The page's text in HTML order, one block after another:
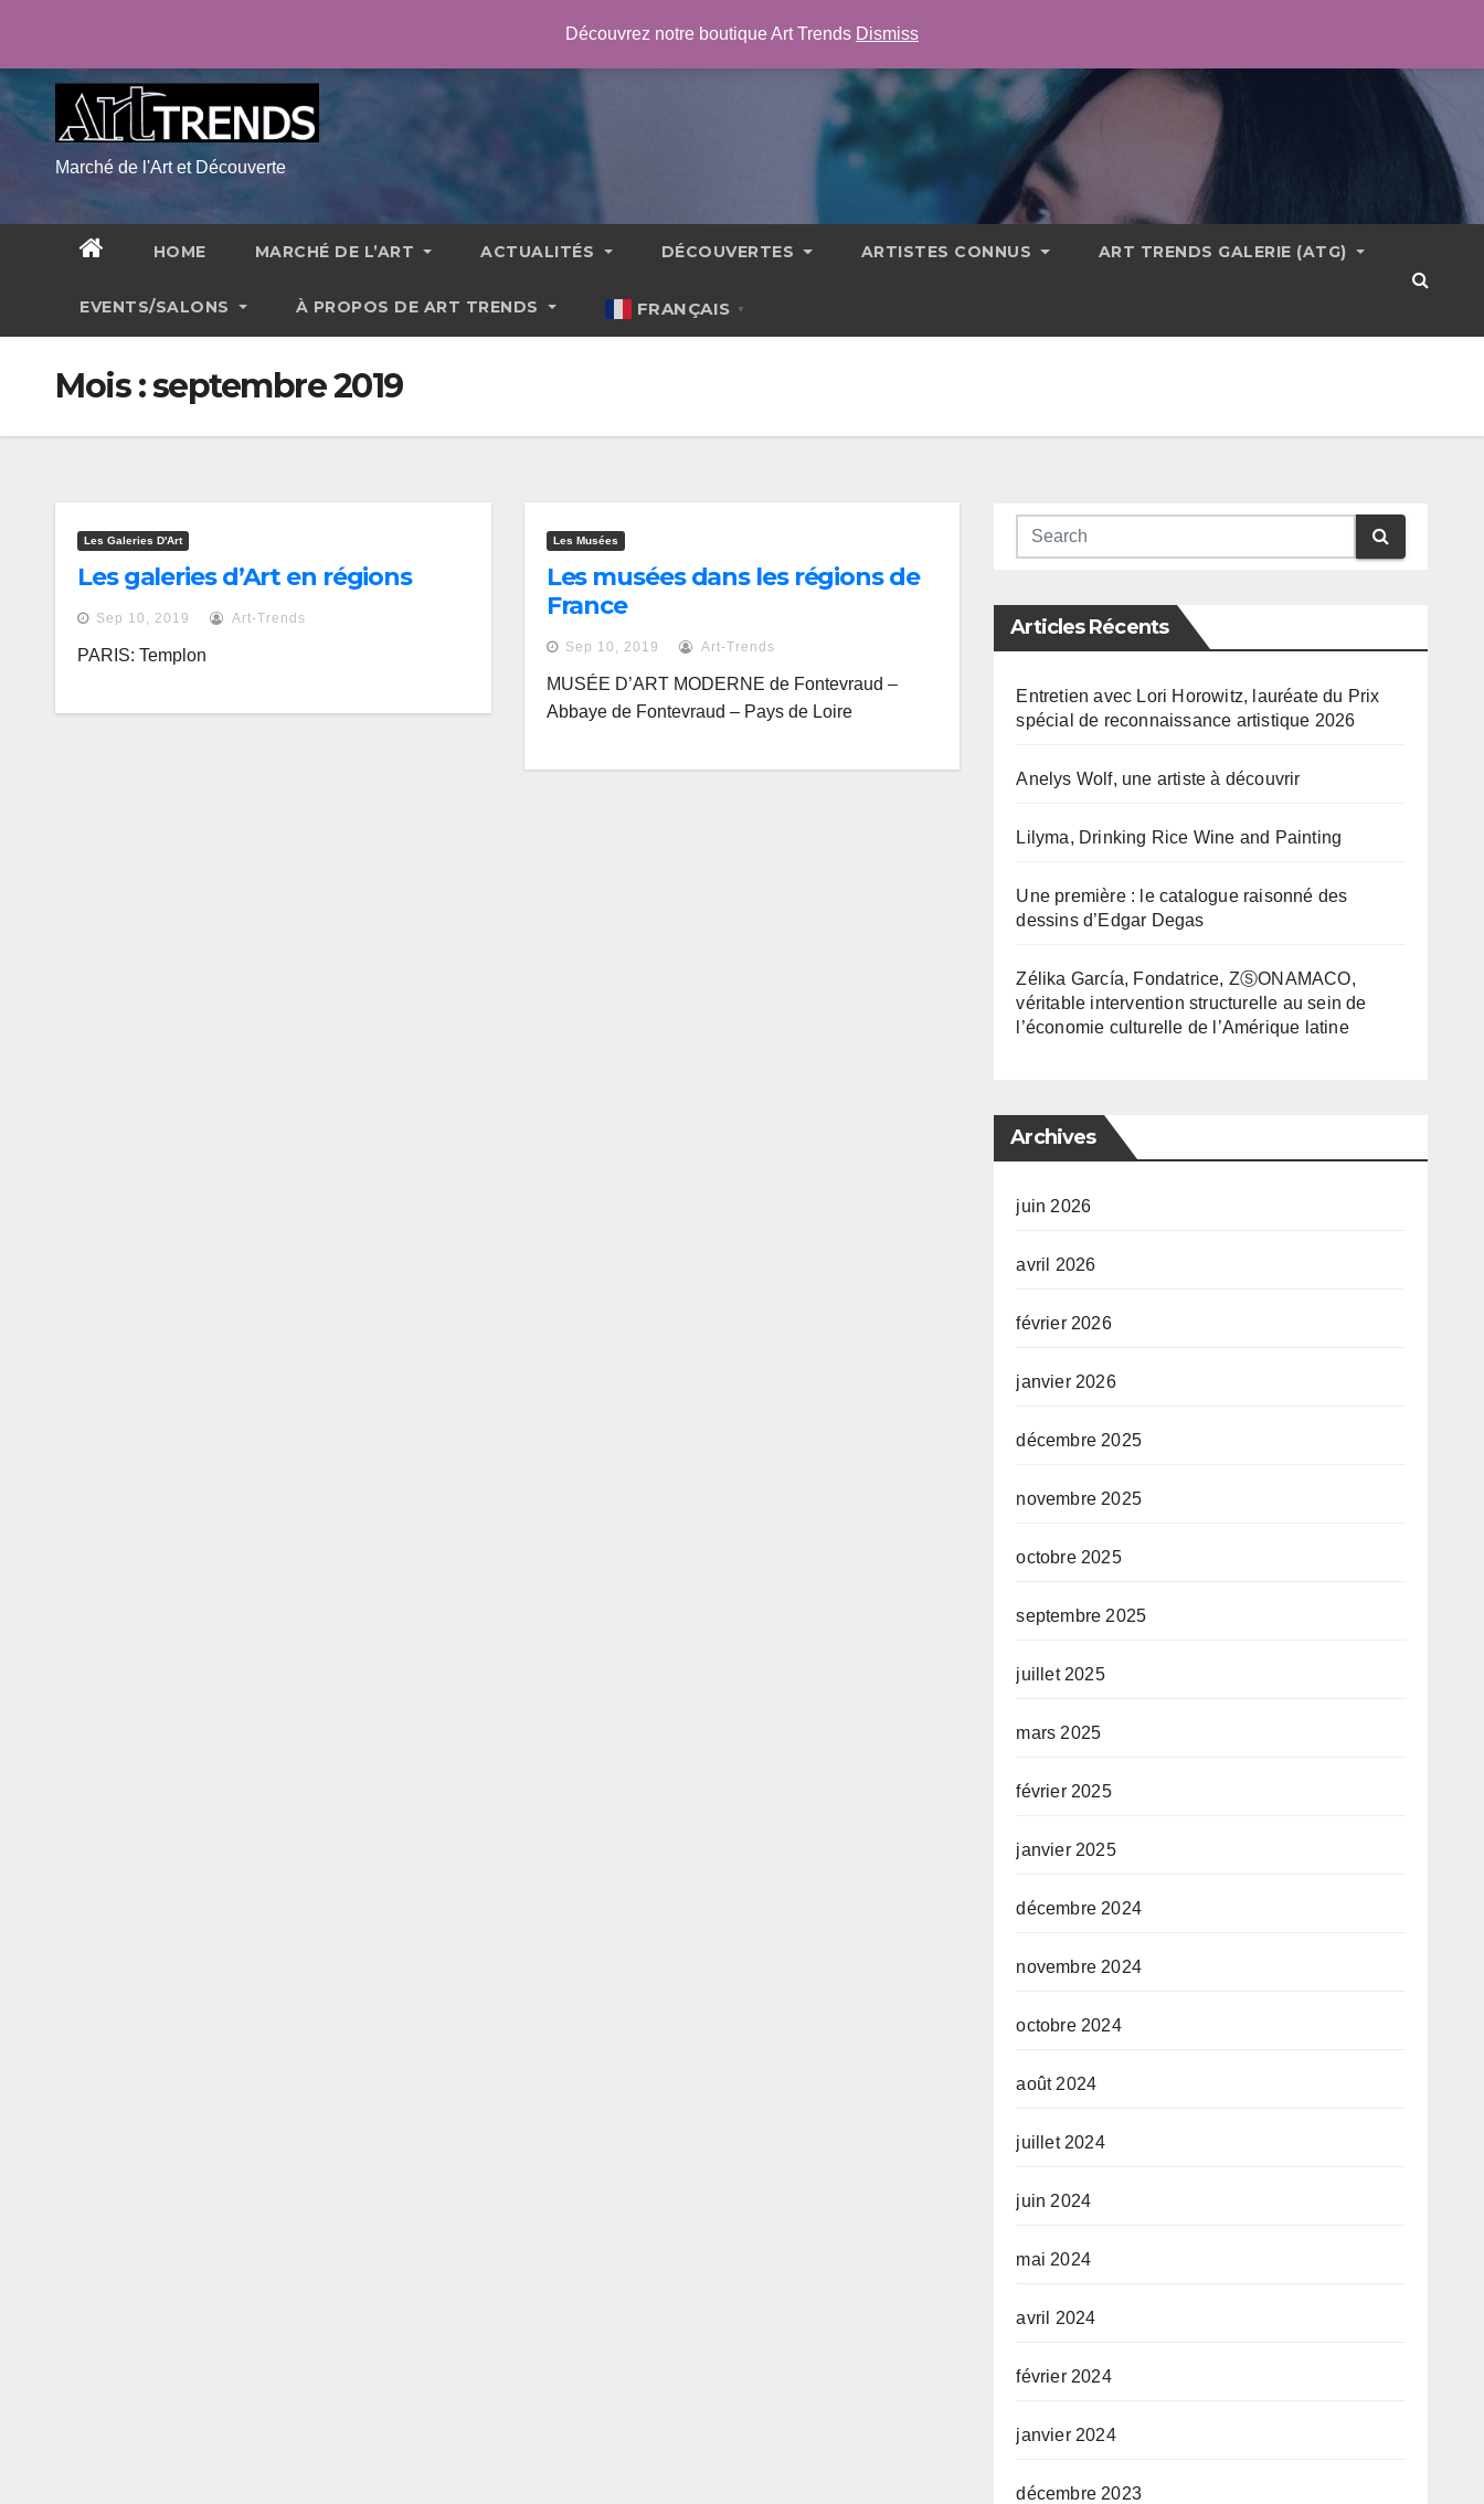
content
Marché de l'Art et Découverte
HOME MARCHÉ DE L’ART ACTUALITÉS DÉCOUVERTES ARTISTES CONNUS ART TRENDS GALERIE (ATG)
EVENTS/SALONS À PROPOS DE ART TRENDS FRANÇAIS ▼
Mois :septembre 2019
Les Galeries D'Art
Les galeries d’Art en régions
Sep 10, 2019 Art-Trends
PARIS: Templon
Les Musées
Les musées dans les régions de
France
Sep 10, 2019 Art-Trends
MUSÉE D’ART MODERNE de Fontevraud –
Abbaye de Fontevraud – Pays de Loire
Articles Récents
Entretien avec Lori Horowitz, lauréate du Prix
spécial de reconnaissance artistique 2026
Anelys Wolf, une artiste à découvrir
Lilyma, Drinking Rice Wine and Painting
Une première : le catalogue raisonné des
dessins d’Edgar Degas
Zélika García, Fondatrice, ZⓈONAMACO,
véritable intervention structurelle au sein de
l’économie culturelle de l’Amérique latine
Archives
juin 2026
avril 2026
février 2026
janvier 2026
décembre 2025
novembre 2025
octobre 2025
septembre 2025
juillet 2025
mars 2025
février 2025
janvier 2025
décembre 2024
novembre 2024
octobre 2024
août 2024
juillet 2024
juin 2024
mai 2024
avril 2024
février 2024
janvier 2024
décembre 2023
Découvrez notre boutique Art Trends Dismiss